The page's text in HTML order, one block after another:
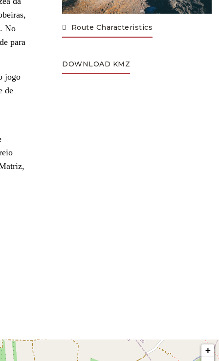
No
para
jogo
de
Route Characteristics
DOWNLOAD KMZ
+